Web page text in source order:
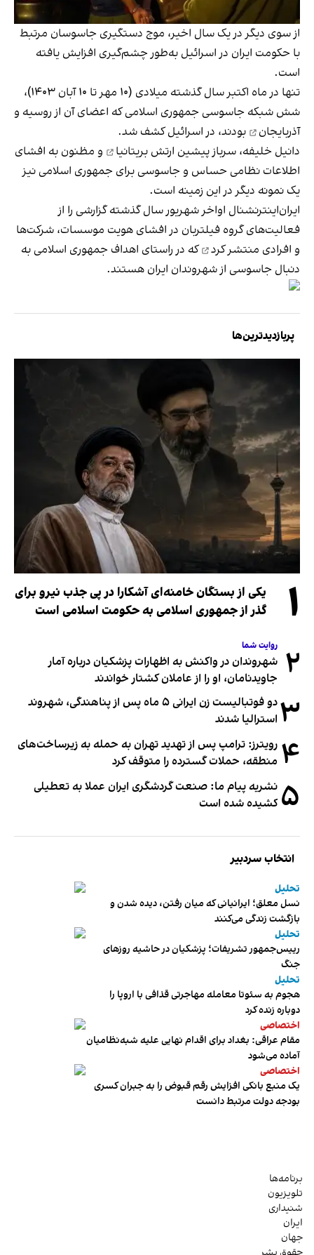
از سوی دیگر در یک سال اخیر، موج دستگیری‌ جاسوسان مرتبط
با حکومت ایران در اسرائیل به‌طور چشم‌گیری افزایش یافته
است.
تنها در ماه اکتبر سال گذشته میلادی (۱۰ مهر تا ۱۰ آبان ۱۴۰۳)،
شش شبکه جاسوسی جمهوری اسلامی که اعضای آن از روسیه و
آذربایجان
بودند، در اسرائیل کشف شد.
دانیل خلیفه، سرباز پیشین ارتش بریتانیا
و مظنون به افشای
اطلاعات نظامی حساس و جاسوسی برای جمهوری اسلامی نیز
یک نمونه دیگر در این زمینه است.
ایران‌اینترنشنال اواخر شهریور سال گذشته گزارشی را از
فعالیت‌های گروه فیلتربان در افشای هویت موسسات، شرکت‌ها
و افرادی منتشر کرد
که در راستای اهداف جمهوری اسلامی به
دنبال جاسوسی از شهروندان ایران هستند.
پربازدیدترین‌ها
۱
یکی از بستگان خامنه‌ای آشکارا در پی جذب نیرو برای
گذر از جمهوری اسلامی به حکومت اسلامی است
۲ روایت شما
شهروندان در واکنش به اظهارات پزشکیان درباره آمار
جاویدنامان، او را از عاملان کشتار خواندند
۳
دو فوتبالیست زن ایرانی ۵ ماه پس از پناهندگی، شهروند
استرالیا شدند
۴ رویترز: ترامپ پس از تهدید تهران به حمله به زیرساخت‌های
منطقه، حملات گسترده را متوقف کرد
۵ نشریه پیام ما: صنعت گردشگری ایران عملا به تعطیلی
کشیده شده است
انتخاب سردبیر
تحلیل
نسل معلق؛ ایرانیانی که میان رفتن، دیده شدن و
بازگشت زندگی می‌کنند
تحلیل
رییس‌جمهور تشریفات؛ پزشکیان در حاشیه روزهای
جنگ
تحلیل
هجوم به سئوتا معامله مهاجرتی قذافی با اروپا را
دوباره زنده کرد
اختصاصی
مقام عراقی: بغداد برای اقدام نهایی علیه شبه‌نظامیان
آماده می‌شود
اختصاصی
یک منبع بانکی افزایش رقم قبوض را به جبران کسری
بودجه دولت مرتبط دانست
برنامه‌ها
تلویزیون
شنیداری
ایران
جهان